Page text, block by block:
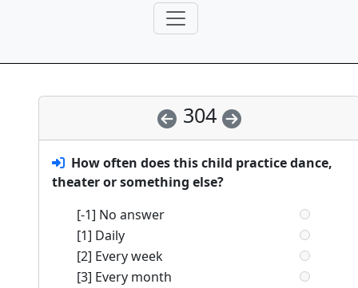
304
How often does this child practice dance,
theater or something else?
[-1] No answer
[1] Daily
[2] Every week
[3] Every month